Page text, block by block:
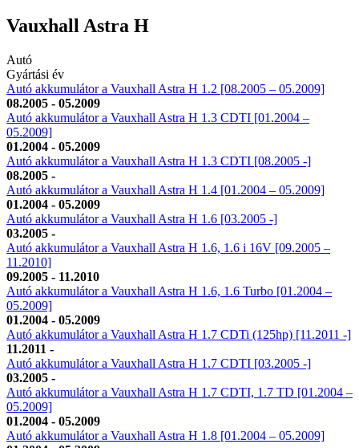
Vauxhall Astra H
Autó
Gyártási év
Autó akkumulátor a Vauxhall Astra H 1.2 [08.2005 – 05.2009]
08.2005 - 05.2009
Autó akkumulátor a Vauxhall Astra H 1.3 CDTI [01.2004 –
05.2009]
01.2004 - 05.2009
Autó akkumulátor a Vauxhall Astra H 1.3 CDTI [08.2005 -]
08.2005 -
Autó akkumulátor a Vauxhall Astra H 1.4 [01.2004 – 05.2009]
01.2004 - 05.2009
Autó akkumulátor a Vauxhall Astra H 1.6 [03.2005 -]
03.2005 -
Autó akkumulátor a Vauxhall Astra H 1.6, 1.6 i 16V [09.2005 –
11.2010]
09.2005 - 11.2010
Autó akkumulátor a Vauxhall Astra H 1.6, 1.6 Turbo [01.2004 –
05.2009]
01.2004 - 05.2009
Autó akkumulátor a Vauxhall Astra H 1.7 CDTi (125hp) [11.2011 -]
11.2011 -
Autó akkumulátor a Vauxhall Astra H 1.7 CDTI [03.2005 -]
03.2005 -
Autó akkumulátor a Vauxhall Astra H 1.7 CDTI, 1.7 TD [01.2004 –
05.2009]
01.2004 - 05.2009
Autó akkumulátor a Vauxhall Astra H 1.8 [01.2004 – 05.2009]